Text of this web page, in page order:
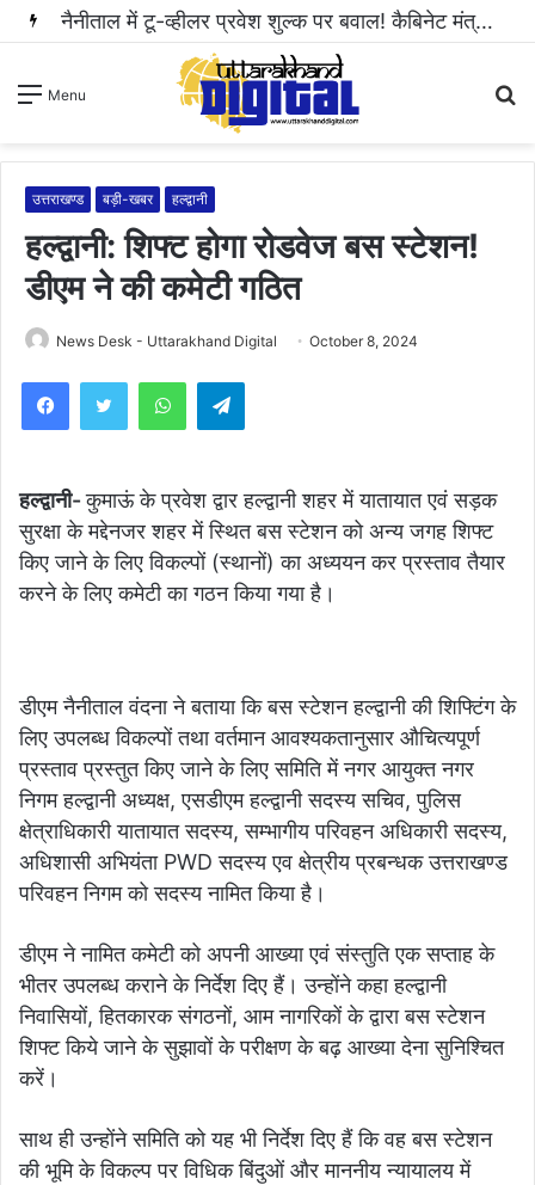
नैनीताल में टू-व्हीलर प्रवेश शुल्क पर बवाल! कैबिनेट मंत्री राम सिंह कैड़ा ने रुकवाई वसूली..
Menu
उत्तराखण्ड बड़ी-खबर हल्द्वानी
हल्द्वानी: शिफ्ट होगा रोडवेज बस स्टेशन!
डीएम ने की कमेटी गठित
News Desk - Uttarakhand Digital October 8, 2024
WhatsAppTelegram
हल्द्वानी-कुमाऊं के प्रवेश द्वार हल्द्वानी शहर में यातायात एवं सड़क
सुरक्षा के मद्देनजर शहर में स्थित बस स्टेशन को अन्य जगह शिफ्ट
किए जाने के लिए विकल्पों (स्थानों) का अध्ययन कर प्रस्ताव तैयार
करने के लिए कमेटी का गठन किया गया है।
डीएम नैनीताल वंदना ने बताया कि बस स्टेशन हल्द्वानी की शिफ्टिंग के
लिए उपलब्ध विकल्पों तथा वर्तमान आवश्यकतानुसार औचित्यपूर्ण
प्रस्ताव प्रस्तुत किए जाने के लिए समिति में नगर आयुक्त नगर
निगम हल्द्वानी अध्यक्ष, एसडीएम हल्द्वानी सदस्य सचिव, पुलिस
क्षेत्राधिकारी यातायात सदस्य, सम्भागीय परिवहन अधिकारी सदस्य,
अधिशासी अभियंता PWD सदस्य एव क्षेत्रीय प्रबन्धक उत्तराखण्ड
परिवहन निगम को सदस्य नामित किया है।
डीएम ने नामित कमेटी को अपनी आख्या एवं संस्तुति एक सप्ताह के
भीतर उपलब्ध कराने के निर्देश दिए हैं। उन्होंने कहा हल्द्वानी
निवासियों, हितकारक संगठनों, आम नागरिकों के द्वारा बस स्टेशन
शिफ्ट किये जाने के सुझावों के परीक्षण के बढ़ आख्या देना सुनिश्चित
करें।
साथ ही उन्होंने समिति को यह भी निर्देश दिए हैं कि वह बस स्टेशन
की भूमि के विकल्प पर विधिक बिंदुओं और माननीय न्यायालय में